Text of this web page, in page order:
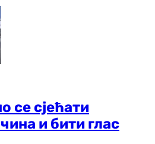
се сјећати
и бити глас